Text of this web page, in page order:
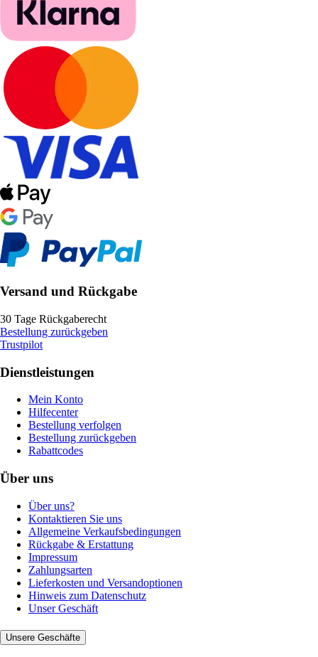
Versand und Rückgabe
30 Tage Rückgaberecht
Bestellung zurückgeben
Trustpilot
Dienstleistungen
Mein Konto
Hilfecenter
Bestellung verfolgen
Bestellung zurückgeben
Rabattcodes
Über uns
Über uns?
Kontaktieren Sie uns
Allgemeine Verkaufsbedingungen
Rückgabe & Erstattung
Impressum
Zahlungsarten
Lieferkosten und Versandoptionen
Hinweis zum Datenschutz
Unser Geschäft
Unsere Geschäfte